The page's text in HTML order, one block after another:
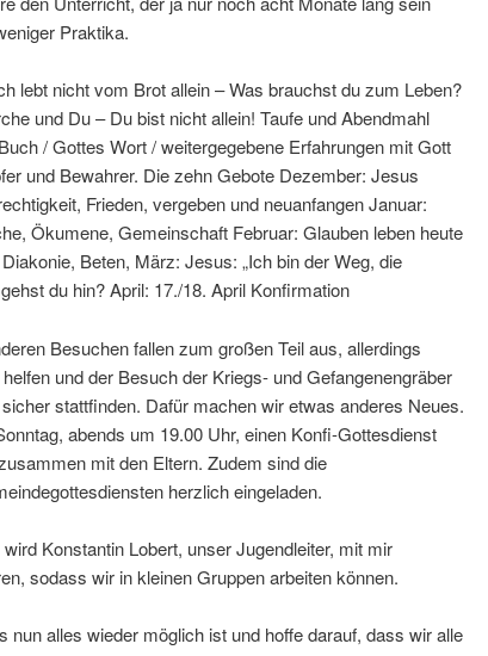
Praktika.
lebt nicht vom Brot allein – Was brauchst du zum Leben?
und Du – Du bist nicht allein! Taufe und Abendmahl
/ Gottes Wort / weitergegebene Erfahrungen mit Gott
und Bewahrer. Die zehn Gebote Dezember: Jesus
Frieden, vergeben und neuanfangen Januar:
Ökumene, Gemeinschaft Februar: Glauben leben heute
Beten, März: Jesus: „Ich bin der Weg, die
du hin? April: 17./18. April Konfirmation
Besuchen fallen zum großen Teil aus, allerdings
und der Besuch der Kriegs- und Gefangenengräber
stattfinden. Dafür machen wir etwas anderes Neues.
abends um 19.00 Uhr, einen Konfi-Gottesdienst
mit den Eltern. Zudem sind die
herzlich eingeladen.
Konstantin Lobert, unser Jugendleiter, mit mir
sodass wir in kleinen Gruppen arbeiten können.
nun alles wieder möglich ist und hoffe darauf, dass wir alle